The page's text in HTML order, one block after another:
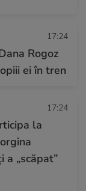
17:24
Rogoz
ei în tren
17:24
la
a „scăpat”